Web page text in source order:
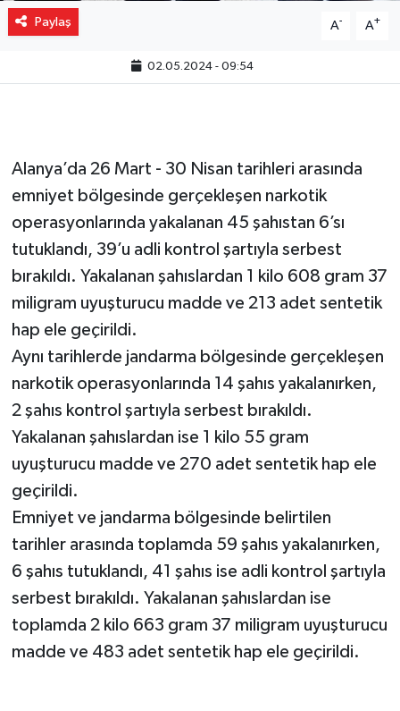
Paylaş A- A+
02.05.2024 - 09:54
Alanya’da 26 Mart - 30 Nisan tarihleri arasında
emniyet bölgesinde gerçekleşen narkotik
operasyonlarında yakalanan 45 şahıstan 6’sı
tutuklandı, 39’u adli kontrol şartıyla serbest
bırakıldı. Yakalanan şahıslardan 1 kilo 608 gram 37
miligram uyuşturucu madde ve 213 adet sentetik
hap ele geçirildi.
Aynı tarihlerde jandarma bölgesinde gerçekleşen
narkotik operasyonlarında 14 şahıs yakalanırken,
2 şahıs kontrol şartıyla serbest bırakıldı.
Yakalanan şahıslardan ise 1 kilo 55 gram
uyuşturucu madde ve 270 adet sentetik hap ele
geçirildi.
Emniyet ve jandarma bölgesinde belirtilen
tarihler arasında toplamda 59 şahıs yakalanırken,
6 şahıs tutuklandı, 41 şahıs ise adli kontrol şartıyla
serbest bırakıldı. Yakalanan şahıslardan ise
toplamda 2 kilo 663 gram 37 miligram uyuşturucu
madde ve 483 adet sentetik hap ele geçirildi.